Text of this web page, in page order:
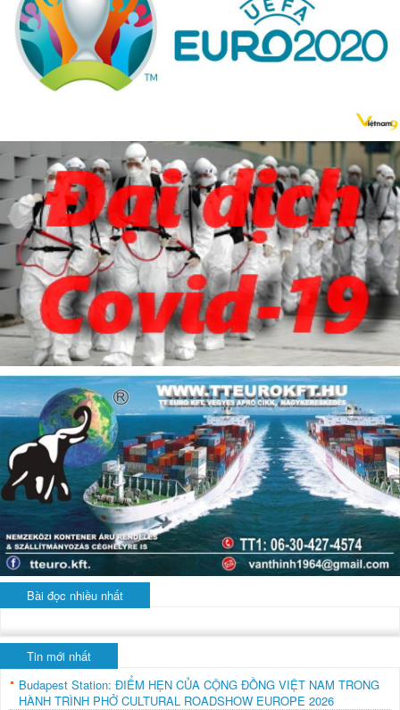
Bài đọc nhiều nhất
Tin mới nhất
Budapest Station: ĐIỂM HẸN CỦA CỘNG ĐỒNG VIỆT NAM TRONG
HÀNH TRÌNH PHỞ CULTURAL ROADSHOW EUROPE 2026